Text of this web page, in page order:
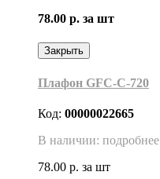
78.00 р. за шт
Закрыть
Плафон GFC-C-720
Код: 00000022665
В наличии: подробнее
78.00 р. за шт